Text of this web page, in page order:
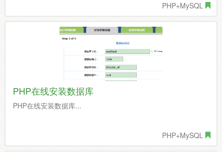
PHP+MySQL
PHP在线安装数据库
PHP在线安装数据库...
PHP+MySQL